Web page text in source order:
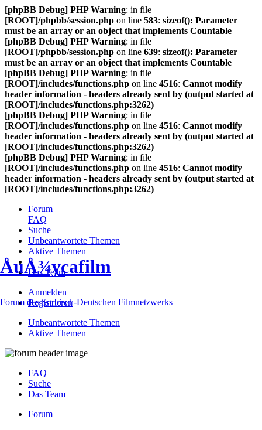
[phpBB Debug] PHP Warning: in file
[ROOT]/phpbb/session.php on line 583: sizeof(): Parameter
must be an array or an object that implements Countable
[phpBB Debug] PHP Warning: in file
[ROOT]/phpbb/session.php on line 639: sizeof(): Parameter
must be an array or an object that implements Countable
[phpBB Debug] PHP Warning: in file
[ROOT]/includes/functions.php on line 4516: Cannot modify
header information - headers already sent by (output started at
[ROOT]/includes/functions.php:3262)
[phpBB Debug] PHP Warning: in file
[ROOT]/includes/functions.php on line 4516: Cannot modify
header information - headers already sent by (output started at
[ROOT]/includes/functions.php:3262)
[phpBB Debug] PHP Warning: in file
[ROOT]/includes/functions.php on line 4516: Cannot modify
header information - headers already sent by (output started at
[ROOT]/includes/functions.php:3262)
Forum
FAQ
Suche
Unbeantwortete Themen
Aktive Themen
Das Team
Anmelden
Registrieren
Unbeantwortete Themen
Aktive Themen
ÅuÅ¾ycafilm
Forum des Sorbisch-Deutschen Filmnetzwerks
FAQ
Suche
Das Team
Forum